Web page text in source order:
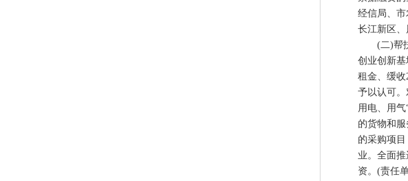
经信局、市
长江新区
(二)帮扶
创业创新
租金、缓
予以认可。
用电、用
的货物和
的采购项
业。全面
资。(责任